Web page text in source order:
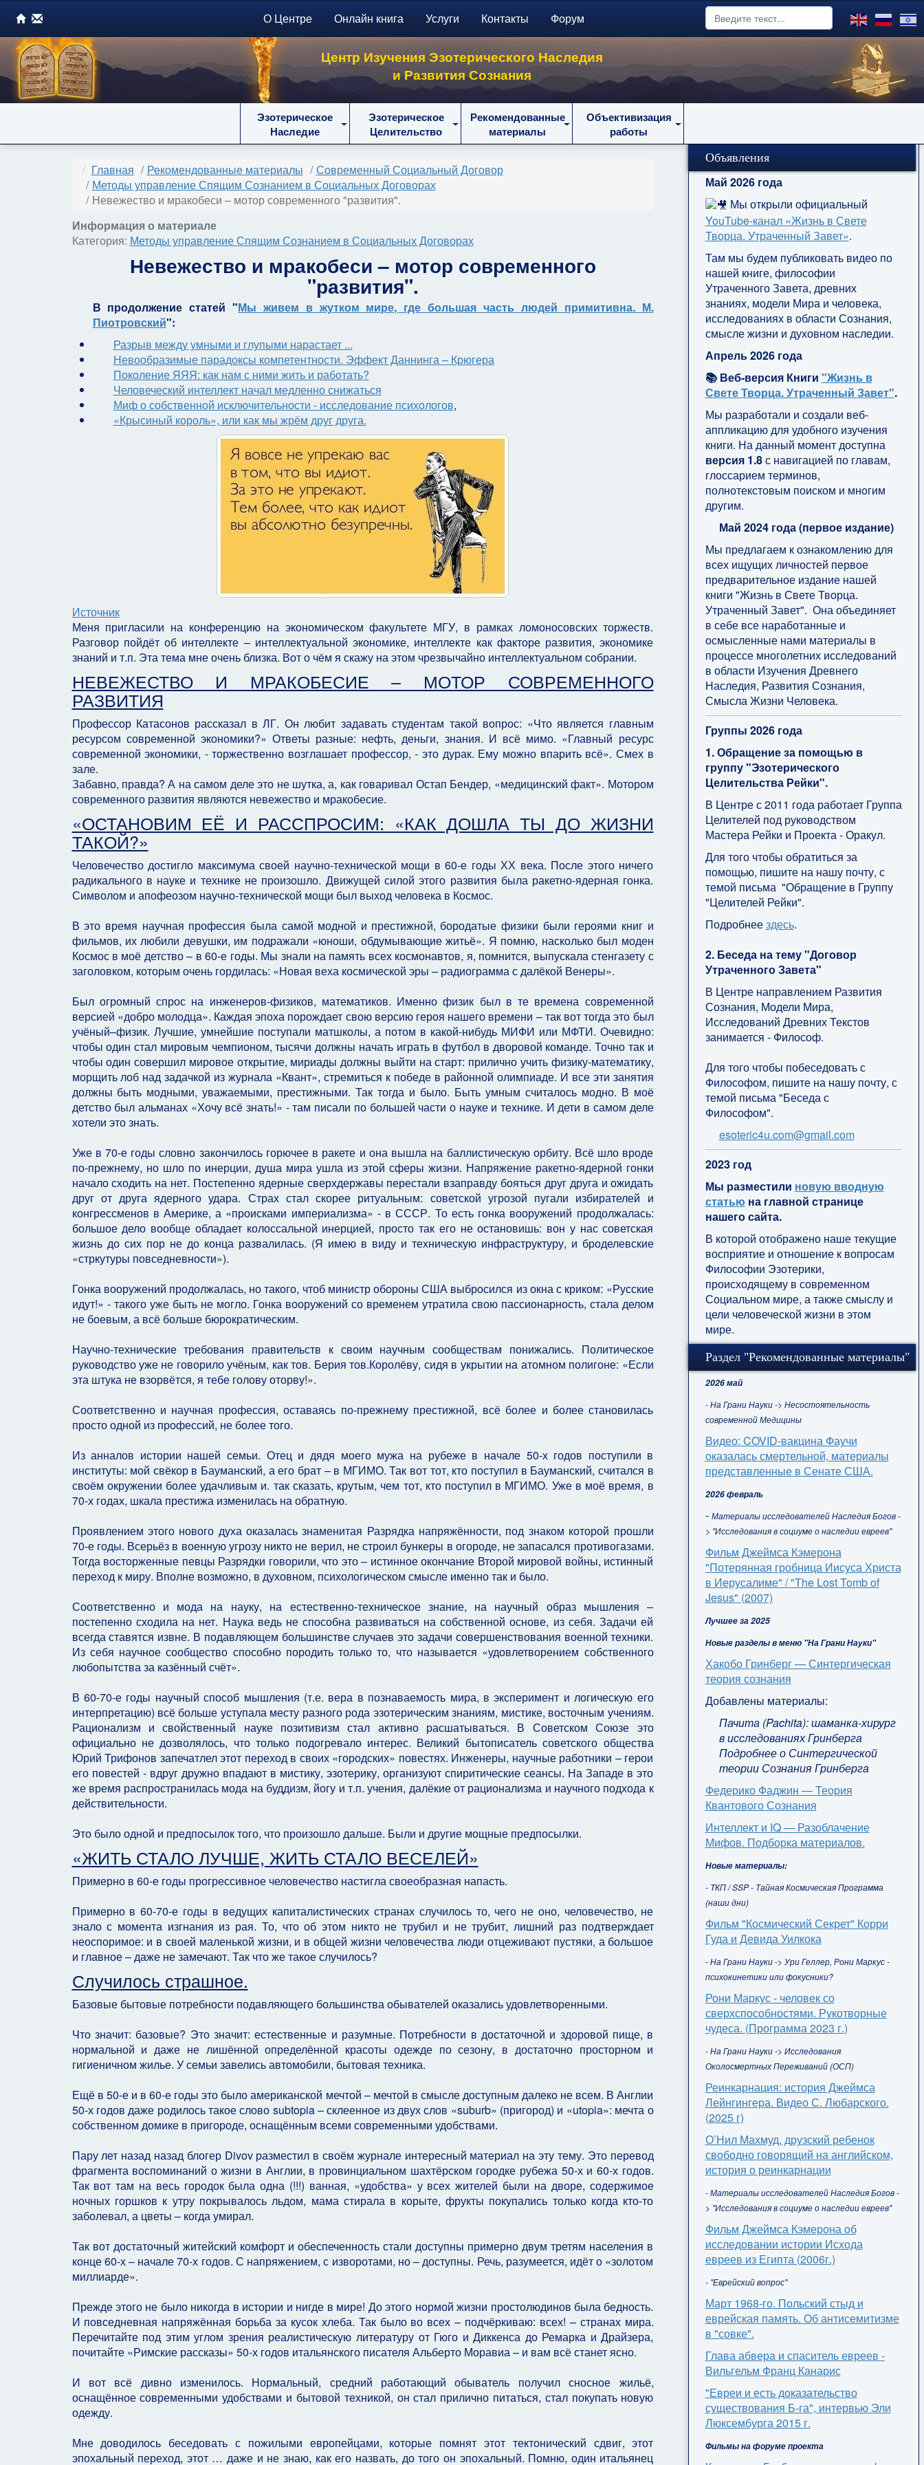
О Центре Онлайн книга Услуги Контакты Форум
Центр Изучения Эзотерического Наследия
и Развития Сознания
Эзотерическое
Наследие
Эзотерическое
Целительство
Рекомендованные
материалы
Объективизация
работы
Главная Рекомендованные материалы
Современный Социальный Договор
Методы управление Спящим Сознанием в Социальных Договорах
Невежество и мракобеси – мотор современного "развития".
Информация о материале
Категория: Методы управление Спящим Сознанием в Социальных Договорах
Невежество и мракобеси – мотор современного
"развития".
В продолжение статей "Мы живем в жутком мире, где большая часть людей примитивна. М.
Пиотровский":
Разрыв между умными и глупыми нарастает ...
Невообразимые парадоксы компетентности. Эффект Даннинга – Крюгера
Поколение ЯЯЯ: как нам с ними жить и работать?
Человеческий интеллект начал медленно снижаться
Миф о собственной исключительности - исследование психологов,
«Крысиный король», или как мы жрём друг друга.
Источник
Меня пригласили на конференцию на экономическом факультете МГУ, в рамках ломоносовских торжеств.
Разговор пойдёт об интеллекте – интеллектуальной экономике, интеллекте как факторе развития, экономике
знаний и т.п. Эта тема мне очень близка. Вот о чём я скажу на этом чрезвычайно интеллектуальном собрании.
НЕВЕЖЕСТВО И МРАКОБЕСИЕ – МОТОР СОВРЕМЕННОГО
РАЗВИТИЯ
Профессор Катасонов рассказал в ЛГ. Он любит задавать студентам такой вопрос: «Что является главным
ресурсом современной экономики?» Ответы разные: нефть, деньги, знания. И всё мимо. «Главный ресурс
современной экономики, - торжественно возглашает профессор, - это дурак. Ему можно впарить всё». Смех в
зале.
Забавно, правда? А на самом деле это не шутка, а, как говаривал Остап Бендер, «медицинский факт». Мотором
современного развития являются невежество и мракобесие.
«ОСТАНОВИМ ЕЁ И РАССПРОСИМ: «КАК ДОШЛА ТЫ ДО ЖИЗНИ
ТАКОЙ?»
Человечество достигло максимума своей научно-технической мощи в 60-е годы ХХ века. После этого ничего
радикального в науке и технике не произошло. Движущей силой этого развития была ракетно-ядерная гонка.
Символом и апофеозом научно-технической мощи был выход человека в Космос.
В это время научная профессия была самой модной и престижной, бородатые физики были героями книг и
фильмов, их любили девушки, им подражали «юноши, обдумывающие житьё». Я помню, насколько был моден
Космос в моё детство – в 60-е годы. Мы знали на память всех космонавтов, я, помнится, выпускала стенгазету с
заголовком, которым очень гордилась: «Новая веха космической эры – радиограмма с далёкой Венеры».
Был огромный спрос на инженеров-физиков, математиков. Именно физик был в те времена современной
версией «добро молодца». Каждая эпоха порождает свою версию героя нашего времени – так вот тогда это был
учёный–физик. Лучшие, умнейшие поступали матшколы, а потом в какой-нибудь МИФИ или МФТИ. Очевидно:
чтобы один стал мировым чемпионом, тысячи должны начать играть в футбол в дворовой команде. Точно так и
чтобы один совершил мировое открытие, мириады должны выйти на старт: прилично учить физику-математику,
морщить лоб над задачкой из журнала «Квант», стремиться к победе в районной олимпиаде. И все эти занятия
должны быть модными, уважаемыми, престижными. Так тогда и было. Быть умным считалось модно. В моё
детство был альманах «Хочу всё знать!» - там писали по большей части о науке и технике. И дети в самом деле
хотели это знать.
Уже в 70-е годы словно закончилось горючее в ракете и она вышла на баллистическую орбиту. Всё шло вроде
по-прежнему, но шло по инерции, душа мира ушла из этой сферы жизни. Напряжение ракетно-ядерной гонки
начало сходить на нет. Постепенно ядерные сверхдержавы перестали взаправду бояться друг друга и ожидать
друг от друга ядерного удара. Страх стал скорее ритуальным: советской угрозой пугали избирателей и
конгрессменов в Америке, а «происками империализма» - в СССР. То есть гонка вооружений продолжалась:
большое дело вообще обладает колоссальной инерцией, просто так его не остановишь: вон у нас советская
жизнь до сих пор не до конца развалилась. (Я имею в виду и техническую инфраструктуру, и броделевские
«стркутуры повседневности»).
Гонка вооружений продолжалась, но такого, чтоб министр обороны США выбросился из окна с криком: «Русские
идут!» - такого уже быть не могло. Гонка вооружений со временем утратила свою пассионарность, стала делом
не боевым, а всё больше бюрократическим.
Научно-технические требования правительств к своим научным сообществам понижались. Политическое
руководство уже не говорило учёным, как тов. Берия тов.Королёву, сидя в укрытии на атомном полигоне: «Если
эта штука не взорвётся, я тебе голову оторву!».
Соответственно и научная профессия, оставаясь по-прежнему престижной, всё более и более становилась
просто одной из профессий, не более того.
Из анналов истории нашей семьи. Отец и дядя моего мужа на рубеже в начале 50-х годов поступили в
институты: мой свёкор в Бауманский, а его брат – в МГИМО. Так вот тот, кто поступил в Бауманский, считался в
своём окружении более удачливым и. так сказать, крутым, чем тот, кто поступил в МГИМО. Уже в моё время, в
70-х годах, шкала престижа изменилась на обратную.
Проявлением этого нового духа оказалась знаменитая Разрядка напряжённости, под знаком которой прошли
70-е годы. Всерьёз в военную угрозу никто не верил, не строил бункеры в огороде, не запасался противогазами.
Тогда восторженные певцы Разрядки говорили, что это – истинное окончание Второй мировой войны, истинный
переход к миру. Вполне возможно, в духовном, психологическом смысле именно так и было.
Соответственно и мода на науку, на естественно-техническое знание, на научный образ мышления –
постепенно сходила на нет. Наука ведь не способна развиваться на собственной основе, из себя. Задачи ей
всегда ставятся извне. В подавляющем большинстве случаев это задачи совершенствования военной техники.
Из себя научное сообщество способно породить только то, что называется «удовлетворением собственного
любопытства за казённый счёт».
В 60-70-е годы научный способ мышления (т.е. вера в познаваемость мира, в эксперимент и логическую его
интерпретацию) всё больше уступала месту разного рода эзотерическим знаниям, мистике, восточным учениям.
Рационализм и свойственный науке позитивизм стал активно расшатываться. В Советском Союзе это
официально не дозволялось, что только подогревало интерес. Великий бытописатель советского общества
Юрий Трифонов запечатлел этот переход в своих «городских» повестях. Инженеры, научные работники – герои
его повестей - вдруг дружно впадают в мистику, эзотерику, организуют спиритические сеансы. На Западе в это
же время распространилась мода на буддизм, йогу и т.п. учения, далёкие от рационализма и научного подхода к
действительности.
Это было одной и предпосылок того, что произошло дальше. Были и другие мощные предпосылки.
«ЖИТЬ СТАЛО ЛУЧШЕ, ЖИТЬ СТАЛО ВЕСЕЛЕЙ»
Примерно в 60-е годы прогрессивное человечество настигла своеобразная напасть.
Примерно в 60-70-е годы в ведущих капиталистических странах случилось то, чего не оно, человечество, не
знало с момента изгнания из рая. То, что об этом никто не трубил и не трубит, лишний раз подтверждает
неоспоримое: и в своей маленькой жизни, и в общей жизни человечества люди отцеживают пустяки, а большое
и главное – даже не замечают. Так что же такое случилось?
Случилось страшное.
Базовые бытовые потребности подавляющего большинства обывателей оказались удовлетворенными.
Что значит: базовые? Это значит: естественные и разумные. Потребности в достаточной и здоровой пище, в
нормальной и даже не лишённой определённой красоты одежде по сезону, в достаточно просторном и
гигиеничном жилье. У семьи завелись автомобили, бытовая техника.
Ещё в 50-е и в 60-е годы это было американской мечтой – мечтой в смысле доступным далеко не всем. В Англии
50-х годов даже родилось такое слово subtopia – склеенное из двух слов «suburb» (пригород) и «utopia»: мечта о
собственном домике в пригороде, оснащённым всеми современными удобствами.
Пару лет назад назад блогер Divov разместил в своём журнале интересный материал на эту тему. Это перевод
фрагмента воспоминаний о жизни в Англии, в провинциальном шахтёрском городке рубежа 50-х и 60-х годов.
Так вот там на весь городок была одна (!!!) ванная, «удобства» у всех жителей были на дворе, содержимое
ночных горшков к утру покрывалось льдом, мама стирала в корыте, фрукты покупались только когда кто-то
заболевал, а цветы – когда умирал.
Так вот достаточный житейский комфорт и обеспеченность стали доступны примерно двум третям населения в
конце 60-х – начале 70-х годов. С напряжением, с изворотами, но – доступны. Речь, разумеется, идёт о «золотом
миллиарде».
Прежде этого не было никогда в истории и нигде в мире! До этого нормой жизни простолюдинов была бедность.
И повседневная напряжённая борьба за кусок хлеба. Так было во всех – подчёркиваю: всех! – странах мира.
Перечитайте под этим углом зрения реалистическую литературу от Гюго и Диккенса до Ремарка и Драйзера,
почитайте «Римские рассказы» 50-х годов итальянского писателя Альберто Моравиа – и вам всё станет ясно.
И вот всё дивно изменилось. Нормальный, средний работающий обыватель получил сносное жильё,
оснащённое современными удобствами и бытовой техникой, он стал прилично питаться, стал покупать новую
одежду.
Мне доводилось беседовать с пожилыми европейцами, которые помнят этот тектонический сдвиг, этот
эпохальный переход, этот … даже и не знаю, как его назвать, до того он эпохальный. Помню, один итальянец
Объявления
Май 2026 года
Мы открыли официальный
YouTube‑канал «Жизнь в Свете
Творца. Утраченный Завет».
Там мы будем публиковать видео по
нашей книге, философии
Утраченного Завета, древних
знаниях, модели Мира и человека,
исследованиях в области Сознания,
смысле жизни и духовном наследии.
Апрель 2026 года
📚 Веб-версия Книги "Жизнь в
Свете Творца. Утраченный Завет".
Мы разработали и создали веб-
аппликацию для удобного изучения
книги. На данный момент доступна
версия 1.8с навигацией по главам,
глоссарием терминов,
полнотекстовым поиском и многим
другим.
Май 2024 года (первое издание)
Мы предлагаем к ознакомлению для
всех ищущих личностей первое
предварительное издание нашей
книги "Жизнь в Свете Творца.
Утраченный Завет". Она объединяет
в себе все наработанные и
осмысленные нами материалы в
процессе многолетних исследований
в области Изучения Древнего
Наследия, Развития Сознания,
Смысла Жизни Человека.
Группы 2026 года
1. Обращение за помощью в
группу "Эзотерического
Целительства Рейки".
В Центре с 2011 года работает Группа
Целителей под руководством
Мастера Рейки и Проекта - Оракул.
Для того чтобы обратиться за
помощью, пишите на нашу почту, с
темой письма "Обращение в Группу
"Целителей Рейки".
Подробнеездесь.
2. Беседа на тему "Договор
Утраченного Завета"
В Центре направлением Развития
Сознания, Модели Мира,
Исследований Древних Текстов
занимается - Философ.
Для того чтобы побеседовать с
Философом, пишите на нашу почту, с
темой письма "Беседа с
Философом".
esoteric4u.com@gmail.com
2023 год
Мы разместили новую вводную
статью на главной странице
нашего сайта.
В которой отображено наше текущие
восприятие и отношение к вопросам
Философии Эзотерики,
происходящему в современном
Социальном мире, а также смыслу и
цели человеческой жизни в этом
мире.
Раздел "Рекомендованные материалы"
2026 май
- На Грани Науки -> Несостоятельность
современной Медицины
Видео: COVID-вакцина Фаучи
оказалась смертельной, материалы
представленные в Сенате США.
2026 февраль
- Материалы исследователей Наследия Богов -
> "Исследования в социуме о наследии евреев"
Фильм Джеймса Кэмерона
"Потерянная гробница Иисуса Христа
в Иерусалиме" / "The Lost Tomb of
Jesus" (2007)
Лучшее за 2025
Новые разделы в меню "На Грани Науки"
Хакобо Гринберг — Синтергическая
теория сознания
Добавлены материалы:
Пачита (Pachita): шаманка-хирург
в исследованиях Гринберга
Подробнее о Синтергической
теории Сознания Гринберга
Федерико Фаджин — Теория
Квантового Сознания
Интеллект и IQ — Разоблачение
Мифов. Подборка материалов.
Новые материалы:
- ТКП / SSP - Тайная Космическая Программа
(наши дни)
Фильм "Космический Секрет" Корри
Гуда и Девида Уилкока
- На Грани Науки -> Ури Геллер, Рони Маркус -
психокинетики или фокусники?
Рони Маркус - человек со
сверхспособностями. Рукотворные
чудеса. (Программа 2023 г.)
- На Грани Науки -> Исследования
Околосмертных Переживаний (ОСП)
Реинкарнация: история Джеймса
Лейнгингера. Видео С. Любарского.
(2025 г)
О’Нил Махмуд, друзский ребенок
свободно говорящий на английском,
история о реинкарнации
- Материалы исследователей Наследия Богов -
> "Исследования в социуме о наследии евреев"
Фильм Джеймса Кэмерона об
исследовании истории Исхода
евреев из Египта (2006г.)
- "Еврейский вопрос"
Март 1968-го. Польский стыд и
еврейская память. Об антисемитизме
в "совке".
Глава абвера и спаситель евреев -
Вильгельм Франц Канарис
"Евреи и есть доказательство
существования Б-га", интервью Эли
Люксембурга 2015 г.
Фильмы на форуме проекта